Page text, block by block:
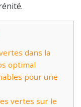
dans la
optimal
pour une
vertes sur le